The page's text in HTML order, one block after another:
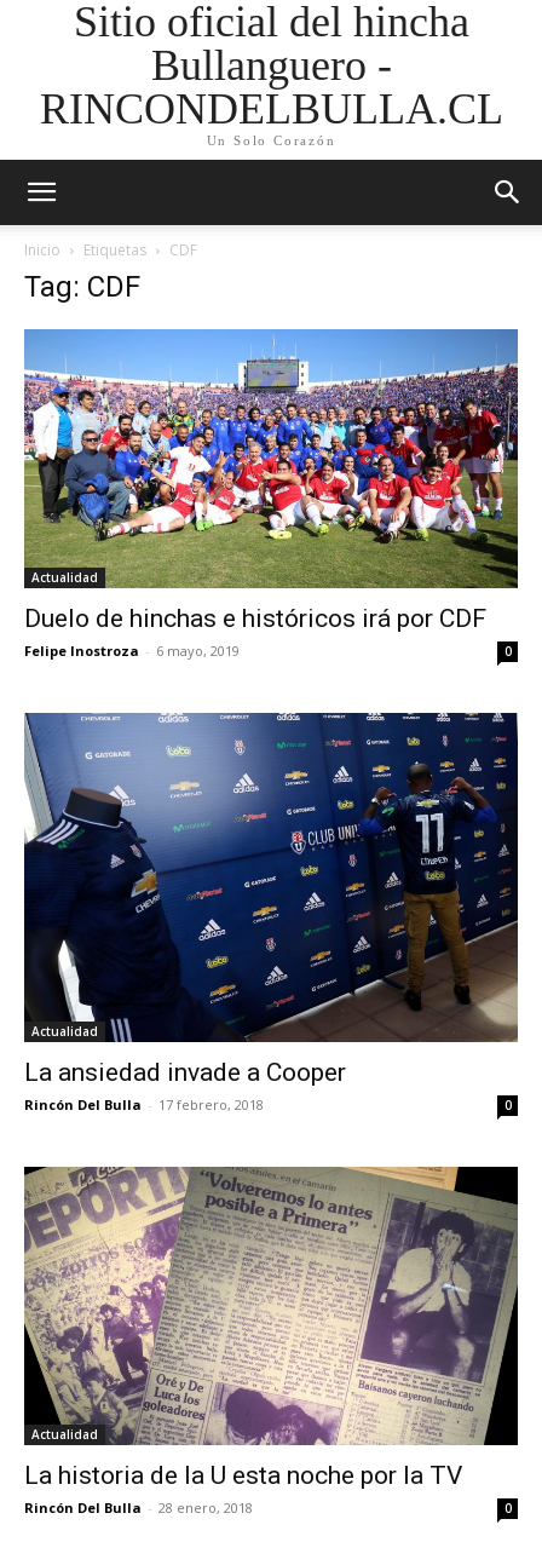
Sitio oficial del hincha
Bullanguero -
RINCONDELBULLA.CL
Un Solo Corazón
Inicio Etiquetas CDF
Tag: CDF
Actualidad
Duelo de hinchas e históricos irá por CDF
Felipe Inostroza - 6 mayo, 2019 0
Actualidad
La ansiedad invade a Cooper
Rincón Del Bulla - 17 febrero, 2018 0
Actualidad
La historia de la U esta noche por la TV
Rincón Del Bulla - 28 enero, 2018 0